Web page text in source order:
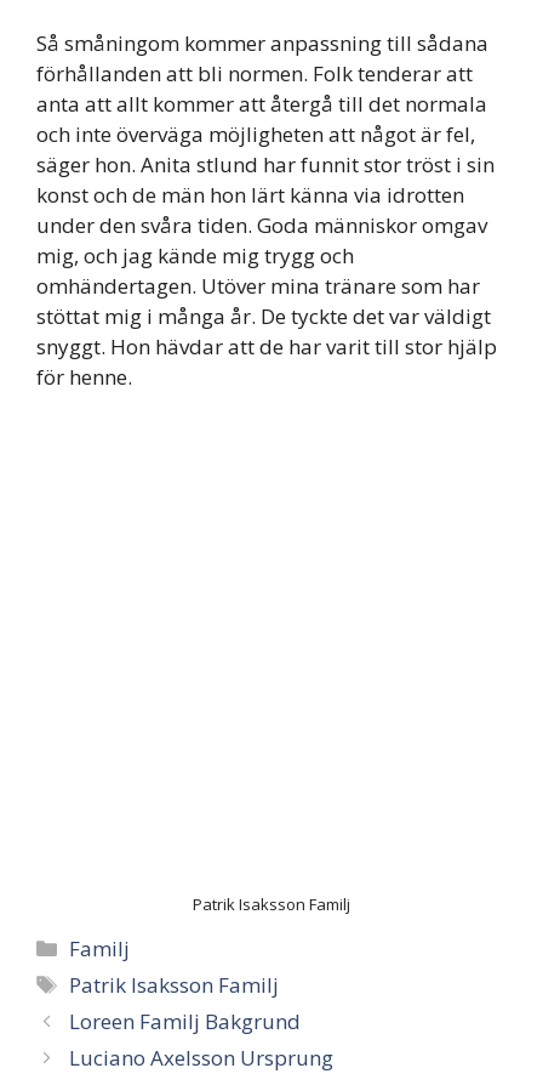
Så småningom kommer anpassning till sådana
förhållanden att bli normen. Folk tenderar att
anta att allt kommer att återgå till det normala
och inte överväga möjligheten att något är fel,
säger hon. Anita stlund har funnit stor tröst i sin
konst och de män hon lärt känna via idrotten
under den svåra tiden. Goda människor omgav
mig, och jag kände mig trygg och
omhändertagen. Utöver mina tränare som har
stöttat mig i många år. De tyckte det var väldigt
snyggt. Hon hävdar att de har varit till stor hjälp
för henne.
Patrik Isaksson Familj
Categories
Familj
Tags
Patrik Isaksson Familj
Loreen Familj Bakgrund
Luciano Axelsson Ursprung